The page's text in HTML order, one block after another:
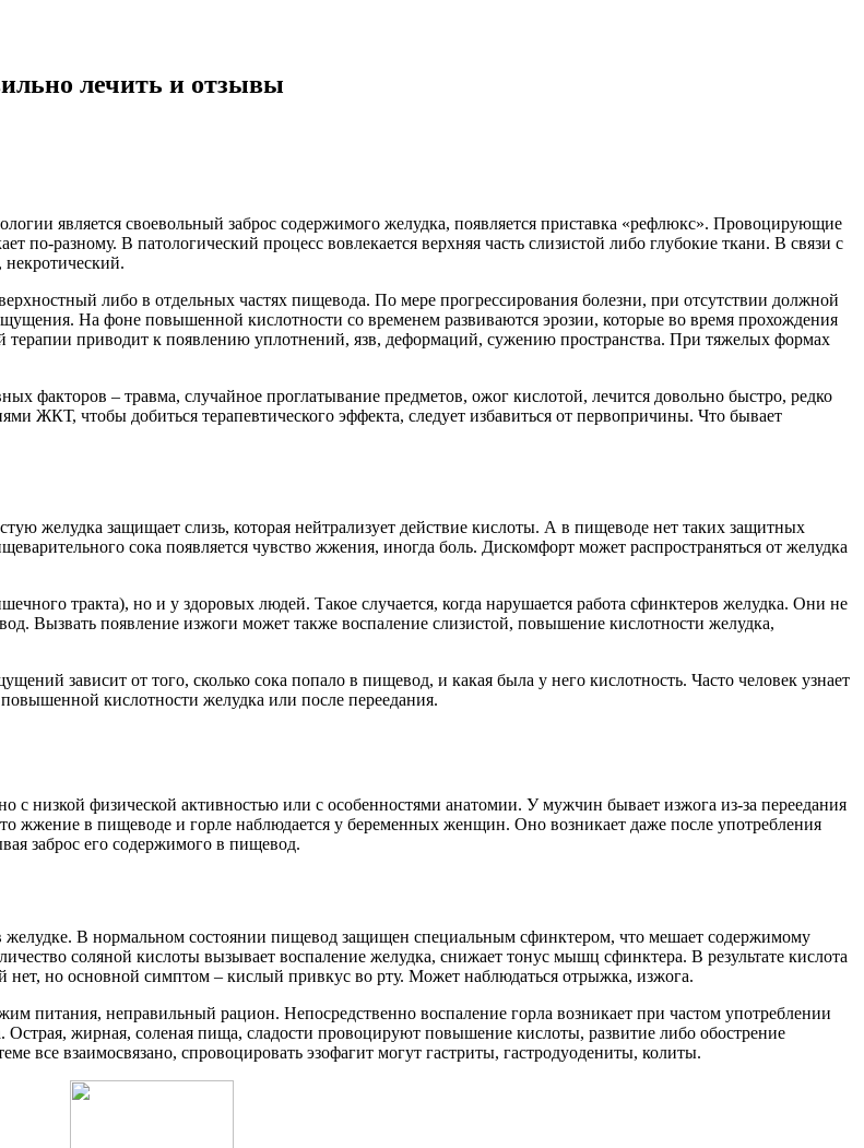
лечить и отзывы
является своевольный заброс содержимого желудка, появляется приставка «рефлюкс». Провоцирующие
разному. В патологический процесс вовлекается верхняя часть слизистой либо глубокие ткани. В связи с
либо в отдельных частях пищевода. По мере прогрессирования болезни, при отсутствии должной
На фоне повышенной кислотности со временем развиваются эрозии, которые во время прохождения
терапии приводит к появлению уплотнений, язв, деформаций, сужению пространства. При тяжелых формах
факторов – травма, случайное проглатывание предметов, ожог кислотой, лечится довольно быстро, редко
ЖКТ, чтобы добиться терапевтического эффекта, следует избавиться от первопричины. Что бывает
желудка защищает слизь, которая нейтрализует действие кислоты. А в пищеводе нет таких защитных
сока появляется чувство жжения, иногда боль. Дискомфорт может распространяться от желудка
тракта), но и у здоровых людей. Такое случается, когда нарушается работа сфинктеров желудка. Они не
Вызвать появление изжоги может также воспаление слизистой, повышение кислотности желудка,
зависит от того, сколько сока попало в пищевод, и какая была у него кислотность. Часто человек узнает
кислотности желудка или после переедания.
низкой физической активностью или с особенностями анатомии. У мужчин бывает изжога из-за переедания
жжение в пищеводе и горле наблюдается у беременных женщин. Оно возникает даже после употребления
заброс его содержимого в пищевод.
В нормальном состоянии пищевод защищен специальным сфинктером, что мешает содержимому
соляной кислоты вызывает воспаление желудка, снижает тонус мышц сфинктера. В результате кислота
но основной симптом – кислый привкус во рту. Может наблюдаться отрыжка, изжога.
неправильный рацион. Непосредственно воспаление горла возникает при частом употреблении
жирная, соленая пища, сладости провоцируют повышение кислоты, развитие либо обострение
все взаимосвязано, спровоцировать эзофагит могут гастриты, гастродуодениты, колиты.